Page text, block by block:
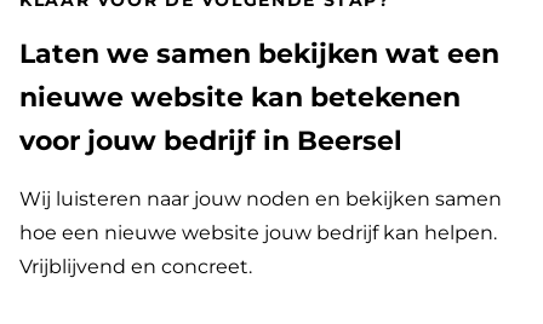
Laten we samen bekijken wat een
nieuwe website kan betekenen
voor jouw bedrijf in Beersel
Wij luisteren naar jouw noden en bekijken samen
hoe een nieuwe website jouw bedrijf kan helpen.
Vrijblijvend en concreet.